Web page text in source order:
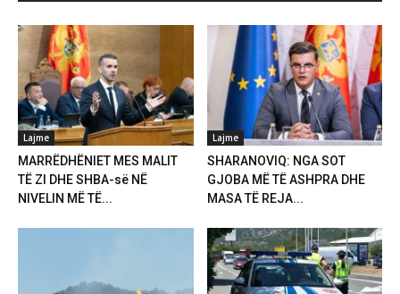
Lajme
MARRËDHËNIET MES MALIT
TË ZI DHE SHBA-së NË
NIVELIN MË TË...
Lajme
SHARANOVIQ: NGA SOT
GJOBA MË TË ASHPRA DHE
MASA TË REJA...